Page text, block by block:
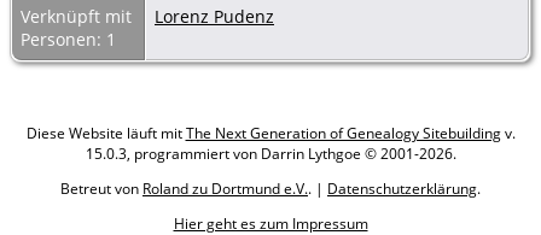
Verknüpft mit
Personen: 1
Lorenz Pudenz
Diese Website läuft mitThe Next Generation of Genealogy Sitebuildingv.
15.0.3, programmiert von Darrin Lythgoe © 2001-2026.
Betreut von Roland zu Dortmund e.V.. | Datenschutzerklärung.
Hier geht es zum Impressum